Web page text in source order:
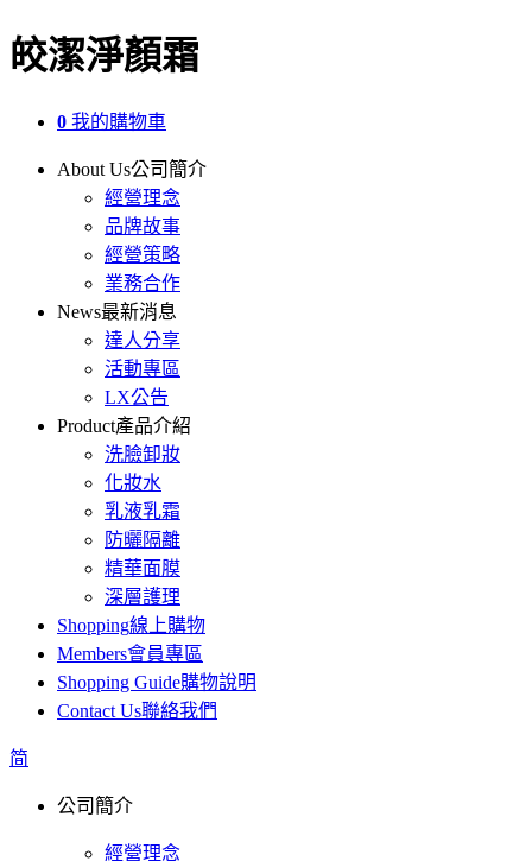
皎潔淨顏霜
0 我的購物車
About Us公司簡介
經營理念
品牌故事
經營策略
業務合作
News最新消息
達人分享
活動專區
LX公告
Product產品介紹
洗臉卸妝
化妝水
乳液乳霜
防曬隔離
精華面膜
深層護理
Shopping線上購物
Members會員專區
Shopping Guide購物說明
Contact Us聯絡我們
简
公司簡介
經營理念